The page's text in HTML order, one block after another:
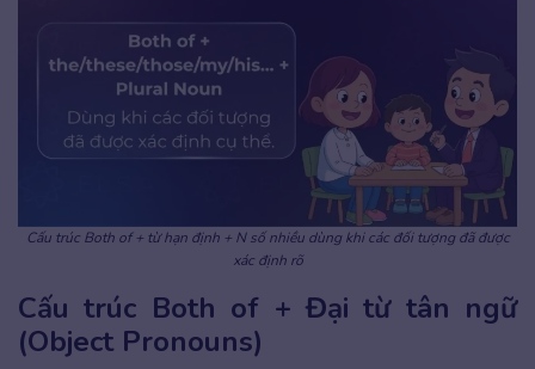
Cấu trúc Both of + từ hạn định + N số nhiều dùng khi các đối tượng đã được
xác định rõ
Cấu trúc Both of + Đại từ tân ngữ
(Object Pronouns)